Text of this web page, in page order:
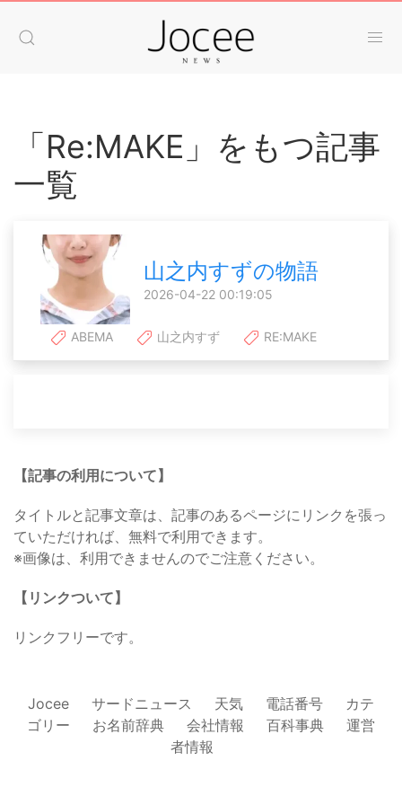
「Re:MAKE」をもつ記事
一覧
山之内すずの物語
2026-04-22 00:19:05
ABEMA 山之内すず RE:MAKE
【記事の利用について】
タイトルと記事文章は、記事のあるページにリンクを張っ
ていただければ、無料で利用できます。
※画像は、利用できませんのでご注意ください。
【リンクついて】
リンクフリーです。
Jocee サードニュース 天気 電話番号
カテ
ゴリー
お名前辞典 会社情報 百科事典
運営
者情報